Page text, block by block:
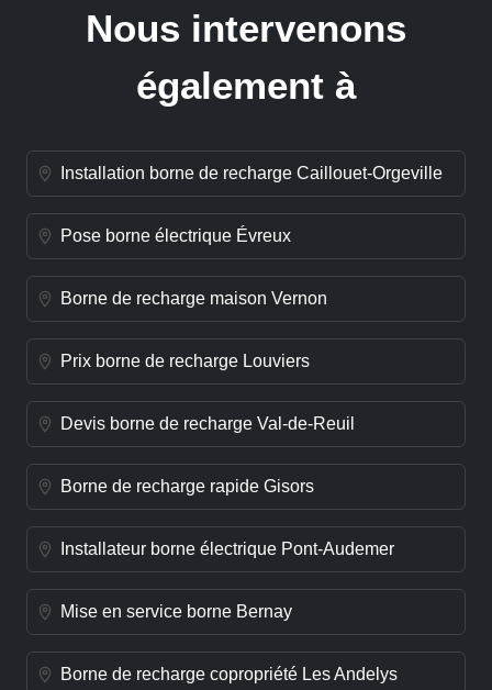
Nous intervenons
également à
Installation borne de recharge Caillouet-Orgeville
Pose borne électrique Évreux
Borne de recharge maison Vernon
Prix borne de recharge Louviers
Devis borne de recharge Val-de-Reuil
Borne de recharge rapide Gisors
Installateur borne électrique Pont-Audemer
Mise en service borne Bernay
Borne de recharge copropriété Les Andelys